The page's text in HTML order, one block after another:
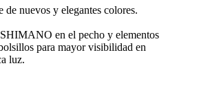
de nuevos y elegantes colores.
en el pecho y elementos
para mayor visibilidad en
luz.